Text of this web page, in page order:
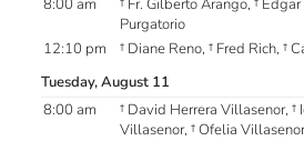
8:00 am
† Fr. Gilberto Arango, †
Purgatorio
12:10 pm
† Diane Reno, † Fred Rich, †
Tuesday, August 11
8:00 am
† David Herrera Villasenor, †
Villasenor, † Ofelia